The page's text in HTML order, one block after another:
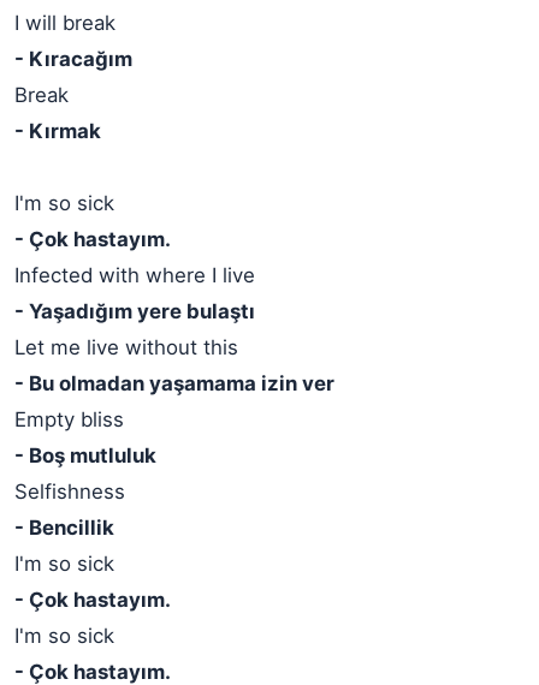
I will break
- Kıracağım
Break
- Kırmak
I'm so sick
- Çok hastayım.
Infected with where I live
- Yaşadığım yere bulaştı
Let me live without this
- Bu olmadan yaşamama izin ver
Empty bliss
- Boş mutluluk
Selfishness
- Bencillik
I'm so sick
- Çok hastayım.
I'm so sick
- Çok hastayım.